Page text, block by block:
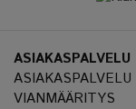
ASIAKASPALVELU
ASIAKASPALVELU
VIANMÄÄRITYS